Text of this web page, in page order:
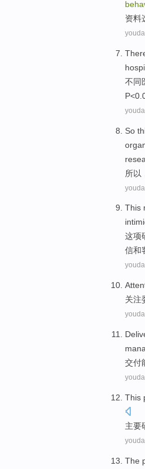
资料
不同
So
所以
This
这项
信和
关注
交付
This
主要
The